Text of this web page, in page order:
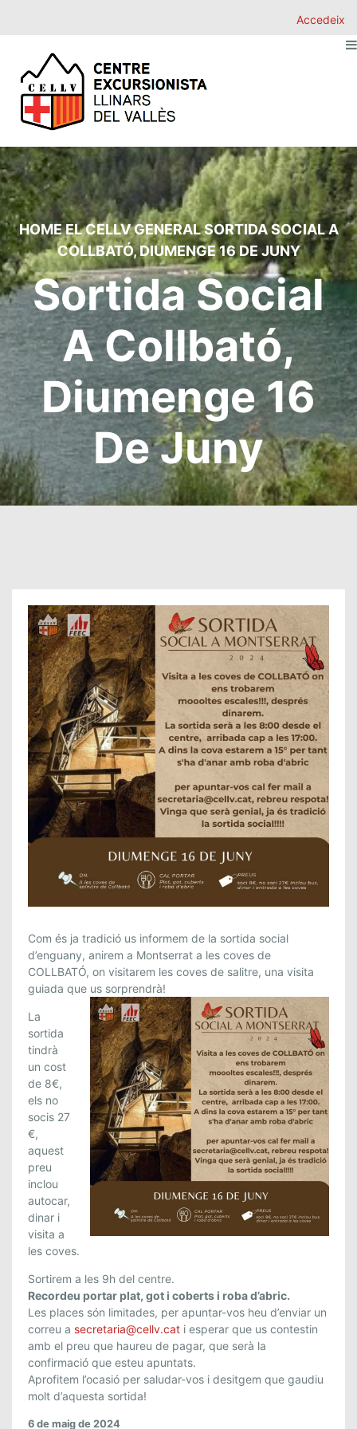
Accedeix
HOMEEL CELLVGENERALSORTIDA SOCIAL A
COLLBATÓ, DIUMENGE 16 DE JUNY
Sortida Social
A Collbató,
Diumenge 16
De Juny
S
O
R
T
I
D
A
S
O
C
I
A
L
A
C
O
L
L
B
A
T
Ó
,
D
I
U
M
Com és ja tradició us informem de la sortida social
d’enguany, anirem a Montserrat a les coves de
COLLBATÓ, on visitarem les coves de salitre, una visita
guiada que us sorprendrà!
La
sortida
tindrà
un cost
de 8€,
els no
socis 27
€,
aquest
preu
inclou
autocar,
dinar i
visita a
les coves.
Sortirem a les 9h del centre.
Recordeu portar plat, got i coberts i roba d’abric.
Les places són limitades, per apuntar-vos heu d’enviar un
correu a secretaria@cellv.cat i esperar que us contestin
amb el preu que haureu de pagar, que serà la
confirmació que esteu apuntats.
Aprofitem l’ocasió per saludar-vos i desitgem que gaudiu
molt d’aquesta sortida!
6 de maig de 2024